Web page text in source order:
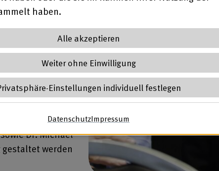
zu Best-
Wittekindshof
das Angebot ab.
diskutierten
Vorstand von
Dr. Michael
werden
haben.
Alle akzeptieren
Weiter ohne Einwilligung
Einstellungen individuell festlegen
Datenschutz(öffnet in neuem Tab)
Impressum